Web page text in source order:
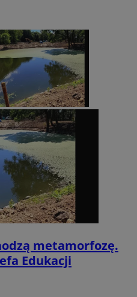
metamorfozę.
Edukacji